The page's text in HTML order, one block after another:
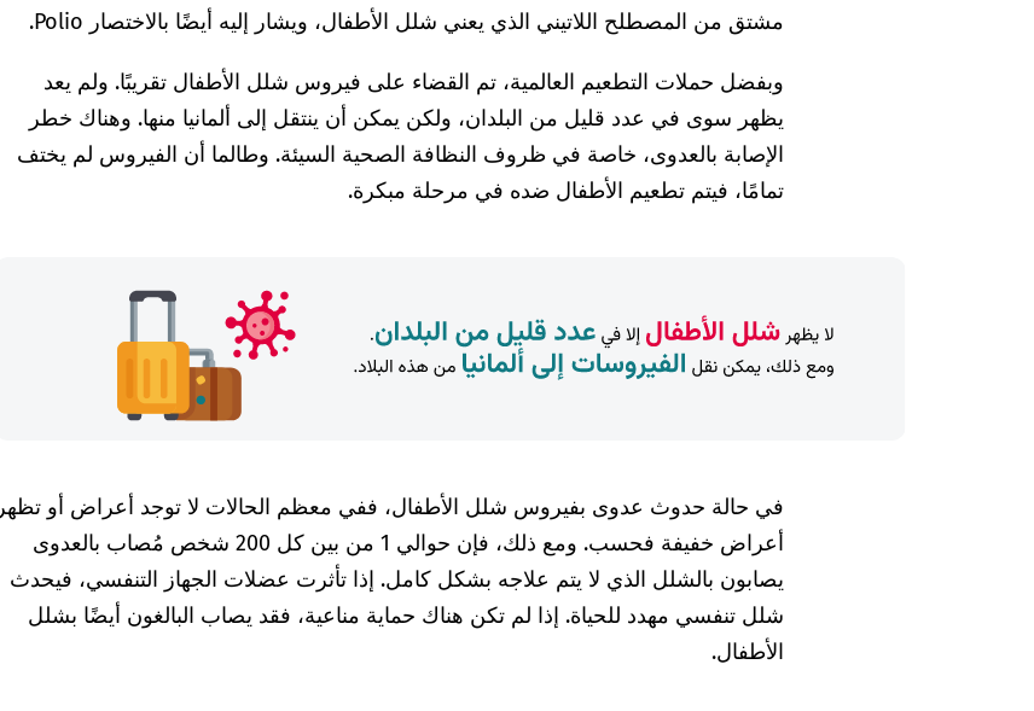
مشتق من المصطلح اللاتيني الذي يعني شلل الأطفال، ويشار إليه أيضًا بالاختصار Polio.
وبفضل حملات التطعيم العالمية، تم القضاء على فيروس شلل الأطفال تقريبًا. ولم يعد
يظهر سوى في عدد قليل من البلدان، ولكن يمكن أن ينتقل إلى ألمانيا منها. وهناك خطر
الإصابة بالعدوى، خاصة في ظروف النظافة الصحية السيئة. وطالما أن الفيروس لم يختف
تمامًا، فيتم تطعيم الأطفال ضده في مرحلة مبكرة.
في حالة حدوث عدوى بفيروس شلل الأطفال، ففي معظم الحالات لا توجد أعراض أو تظهر
أعراض خفيفة فحسب. ومع ذلك، فإن حوالي 1 من بين كل 200 شخص مُصاب بالعدوى
يصابون بالشلل الذي لا يتم علاجه بشكل كامل. إذا تأثرت عضلات الجهاز التنفسي، فيحدث
شلل تنفسي مهدد للحياة. إذا لم تكن هناك حماية مناعية، فقد يصاب البالغون أيضًا بشلل
الأطفال.